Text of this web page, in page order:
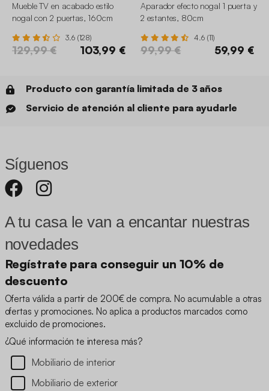
Mueble TV en acabado estilo
nogal con 2 puertas, 160cm
3.6 (128)
129,99 € 103,99 €
Aparador efecto nogal 1 puerta y
2 estantes, 80cm
4.6 (11)
99,99 € 59,99 €
Producto con garantía limitada de 3 años
Servicio de atención al cliente para ayudarle
Síguenos
A tu casa le van a encantar nuestras
novedades
Regístrate para conseguir un 10% de
descuento
Oferta válida a partir de 200€ de compra. No acumulable a otras
ofertas y promociones. No aplica a productos marcados como
excluido de promociones.
¿Qué información te interesa más?
Mobiliario de interior
Mobiliario de exterior